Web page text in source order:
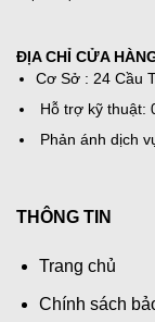
ĐỊA CHỈ CỬA
Cơ Sở : 24 Cầu
Hỗ trợ kỹ thuật:
Phản ánh dịch
THÔNG TIN
Trang chủ
Chính sách